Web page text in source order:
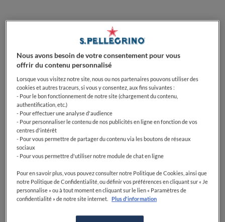
Le wagyu de haute qualité est recherché dans le
monde entier pour son riche goût marbré et beurré. Il
peut se vendre jusqu'à 200 € la livre, et une vache
wagyu peut valoir jusqu'à 30 000 €. Maispourquoi le
wagyu est-il si cher ?
C'est quoi la viande de waygu
Nous avons besoin de votre consentement pour vous
offrir du contenu personnalisé
Lorsque vous visitez notre site, nous ou nos partenaires pouvons utiliser des
cookies et autres traceurs, si vous y consentez, aux fins suivantes :
- Pour le bon fonctionnement de notre site (chargement du contenu,
authentification, etc.)
- Pour effectuer une analyse d'audience
- Pour personnaliser le contenu de nos publicités en ligne en fonction de vos
centres d'intérêt
- Pour vous permettre de partager du contenu via les boutons de réseaux
sociaux
- Pour vous permettre d'utiliser notre module de chat en ligne
Pour en savoir plus, vous pouvez consulter notre Politique de Cookies, ainsi que
notre Politique de Confidentialité, ou définir vos préférences en cliquant sur « Je
personnalise » ou à tout moment en cliquant sur le lien « Paramètres de
confidentialité » de notre site internet.
Plus d'information